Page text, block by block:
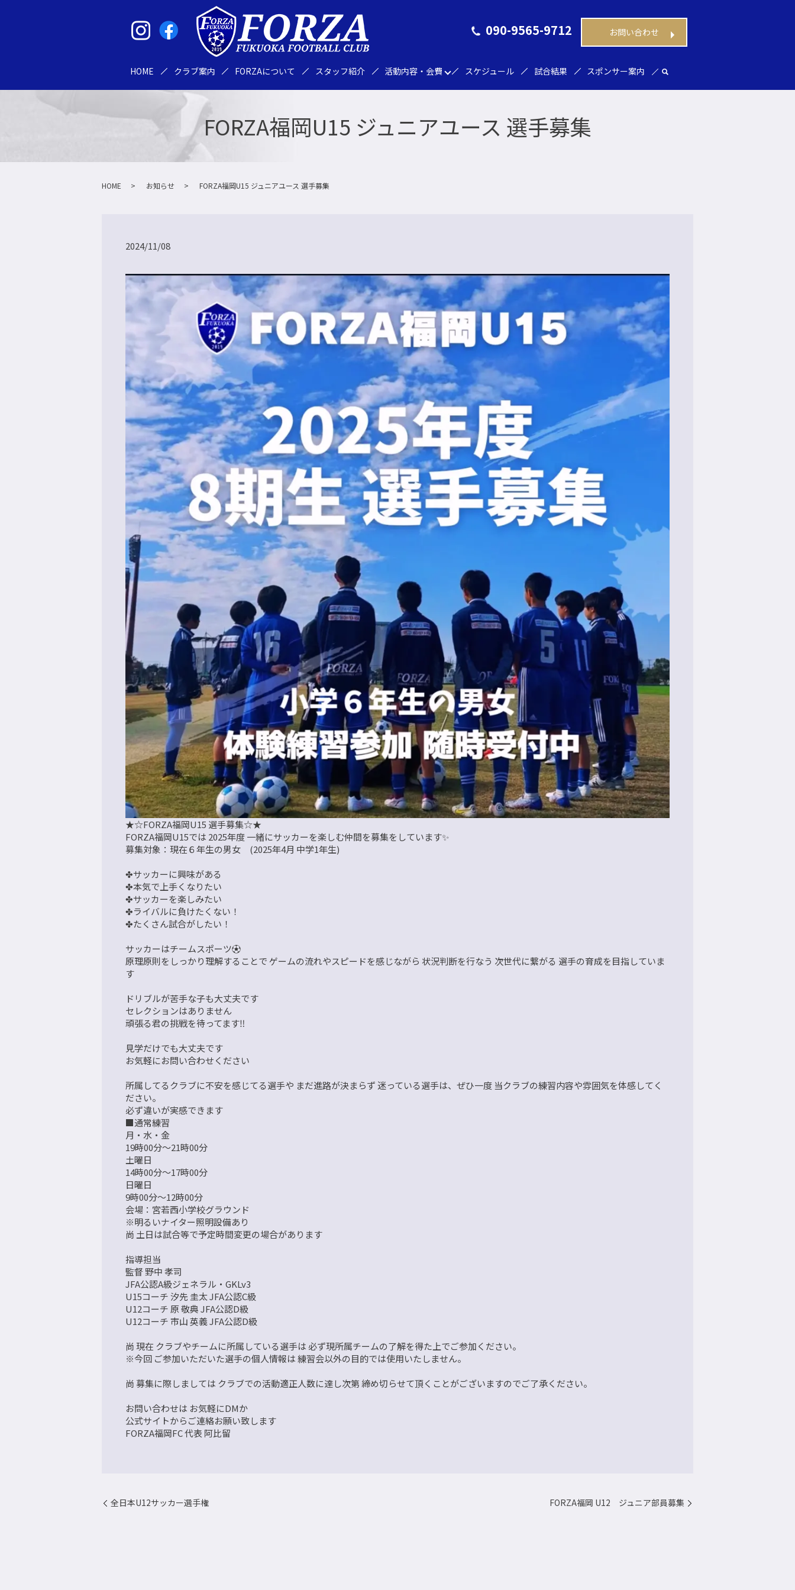
090-9565-9712 お問い合わせ
HOME クラブ案内 FORZAについて スタッフ紹介 活動内容・会費 スケジュール 試合結果 スポンサー案内
FORZA福岡U15 ジュニアユース 選手募集
HOME お知らせ FORZA福岡U15 ジュニアユース 選手募集
2024/11/08
★☆FORZA福岡U15 選手募集☆★
FORZA福岡U15では 2025年度 一緒にサッカーを楽しむ仲間を募集をしています✨
募集対象：現在６年生の男女 (2025年4月 中学1年生)
✤サッカーに興味がある
✤本気で上手くなりたい
✤サッカーを楽しみたい
✤ライバルに負けたくない！
✤たくさん試合がしたい！
サッカーはチームスポーツ⚽
原理原則をしっかり理解することで ゲームの流れやスピードを感じながら 状況判断を行なう 次世代に繋がる 選手の育成を目指していま
す
ドリブルが苦手な子も大丈夫です
セレクションはありません
頑張る君の挑戦を待ってます‼️
見学だけでも大丈夫です
お気軽にお問い合わせください
所属してるクラブに不安を感じてる選手や まだ進路が決まらず 迷っている選手は、ぜひ一度 当クラブの練習内容や雰囲気を体感してく
ださい。
必ず違いが実感できます
■通常練習
月・水・金
19時00分～21時00分
土曜日
14時00分～17時00分
日曜日
9時00分～12時00分
会場：宮若西小学校グラウンド
※明るいナイター照明設備あり
尚 土日は試合等で予定時間変更の場合があります
指導担当
監督 野中 孝司
JFA公認A級ジェネラル・GKLv3
U15コーチ 汐先 圭太 JFA公認C級
U12コーチ 原 敬典 JFA公認D級
U12コーチ 市山 英義 JFA公認D級
尚 現在 クラブやチームに所属している選手は 必ず現所属チームの了解を得た上でご参加ください。
※今回 ご参加いただいた選手の個人情報は 練習会以外の目的では使用いたしません。
尚 募集に際しましては クラブでの活動適正人数に達し次第 締め切らせて頂くことがございますのでご了承ください。
お問い合わせは お気軽にDMか
公式サイトからご連絡お願い致します
FORZA福岡FC 代表 阿比留
全日本U12サッカー選手権 FORZA福岡 U12 ジュニア部員募集